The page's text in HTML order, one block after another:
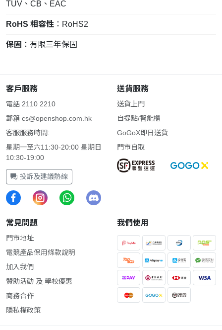
TUV、CB、EAC
RoHS 相容性 ：RoHS2
保固 ：有限三年保固
客戶服務
電話 2110 2210
郵箱 cs@openshop.com.hk
客服服務時間:
星期一至六11:30-20:00 星期日
10:30-19:00
投訴及建議熱線
送貨服務
送貨上門
自提點/智能櫃
GoGoX即日送貨
門市自取
常見問題
門市地址
電競產品保用條款說明
加入我們
贊助活動 及 學校優惠
商務合作
隱私權政策
我們使用